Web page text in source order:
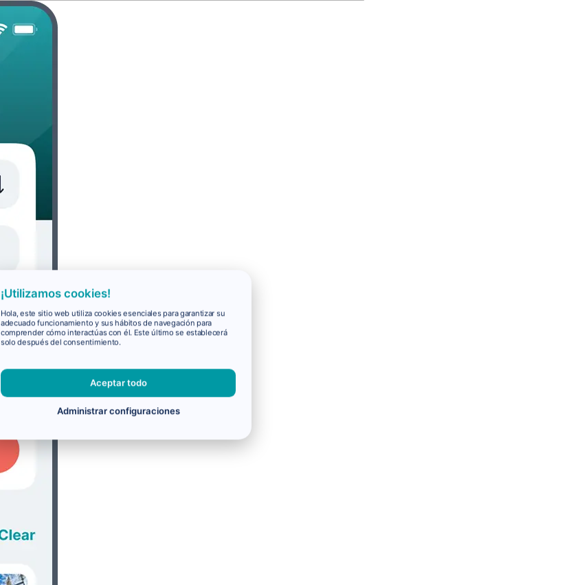
¡Utilizamos cookies!
Hola, este sitio web utiliza cookies esenciales para garantizar su
adecuado funcionamiento y sus hábitos de navegación para
comprender cómo interactúas con él. Este último se establecerá
solo después del consentimiento.
Aceptar todo
Administrar configuraciones